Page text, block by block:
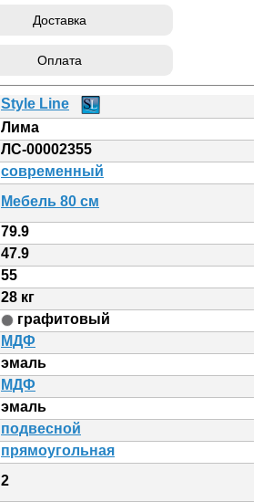
Доставка
Оплата
Style Line
Лима
ЛС-00002355
современный
Мебель 80 см
79.9
47.9
55
28 кг
графитовый
МДФ
эмаль
МДФ
эмаль
подвесной
прямоугольная
2